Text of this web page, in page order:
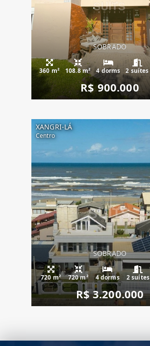
SOBRADO
360 m² 108.8 m² 4 dorms 2 suítes
R$ 900.000
XANGRI-LÁ
Centro
SOBRADO
720 m² 720 m² 4 dorms 2 suítes
R$ 3.200.000